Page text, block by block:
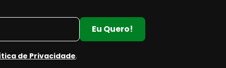
Eu Quero!
de Privacidade.